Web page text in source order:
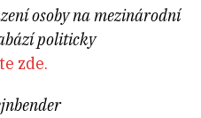
osoby na mezinárodní
politicky
zde.